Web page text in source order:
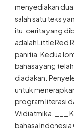
menyediakan
salah satu teks
itu, cerita yang
adalah Little Red
panitia. Kedua
bahasa yang
diadakan.
untuk
program literasi
Widiatmika. ___
bahasa Indonesia